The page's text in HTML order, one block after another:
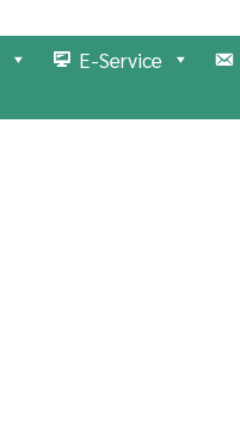
E-Service